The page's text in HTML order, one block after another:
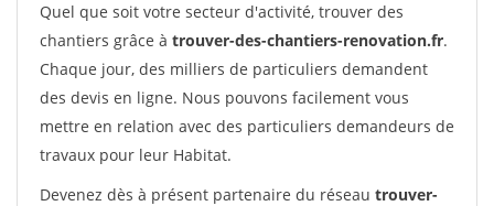
Quel que soit votre secteur d'activité, trouver des
chantiers grâce à trouver-des-chantiers-renovation.fr.
Chaque jour, des milliers de particuliers demandent
des devis en ligne. Nous pouvons facilement vous
mettre en relation avec des particuliers demandeurs de
travaux pour leur Habitat.
Devenez dès à présent partenaire du réseau trouver-